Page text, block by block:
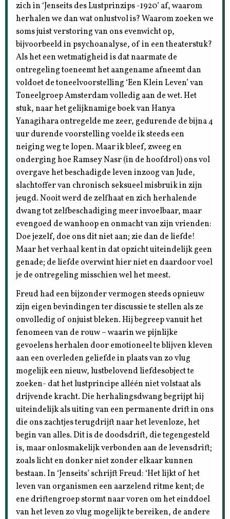
zich in ‘Jenseits des Lustprinzips -1920’ af, waarom
herhalen we dan wat onlustvol is? Waarom zoeken we
soms juist verstoring van ons evenwicht op,
bijvoorbeeld in psychoanalyse, of in een theaterstuk?
Als het een wetmatigheid is dat naarmate de
ontregeling toeneemt het aangename afneemt dan
voldoet de toneelvoorstelling ‘Een Klein Leven’ van
Toneelgroep Amsterdam volledig aan de wet. Het
stuk, naar het gelijknamige boek van Hanya
Yanagihara ontregelde me zeer, gedurende de bijna 4
uur durende voorstelling voelde ik steeds een
neiging weg te lopen. Maar ik bleef, zweeg en
onderging hoe Ramsey Nasr (in de hoofdrol) ons vol
overgave het beschadigde leven inzoog van Jude,
slachtoffer van chronisch seksueel misbruik in zijn
jeugd. Nooit werd de zelfhaat en zich herhalende
dwang tot zelfbeschadiging meer invoelbaar, maar
evengoed de wanhoop en onmacht van zijn vrienden:
Doe jezelf, doe ons dit niet aan; zie dan de liefde!
Maar het verhaal kent in dat opzicht uiteindelijk geen
genade; de liefde overwint hier niet en daardoor voel
je de ontregeling misschien wel het meest.
Freud had een bijzonder vermogen steeds opnieuw
zijn eigen bevindingen ter discussie te stellen als ze
onvolledig of onjuist bleken. Hij begreep vanuit het
fenomeen van de rouw – waarin we pijnlijke
gevoelens herhalen door emotioneel te blijven kleven
aan een overleden geliefde in plaats van zo vlug
mogelijk een nieuw, lustbelovend liefdesobject te
zoeken- dat het lustprincipe alléén niet volstaat als
drijvende kracht. Die herhalingsdwang begrijpt hij
uiteindelijk als uiting van een permanente drift in ons
die ons zachtjes terugdrijft naar het levenloze, het
begin van alles. Dit is de doodsdrift, die tegengesteld
is, maar onlosmakelijk verbonden aan de levensdrift;
zoals licht en donker niet zonder elkaar kunnen
bestaan. In ‘Jenseits’ schrijft Freud: ‘Het lijkt of het
leven van organismen een aarzelend ritme kent; de
ene driftengroep stormt naar voren om het einddoel
van het leven zo vlug mogelijk te bereiken, de andere